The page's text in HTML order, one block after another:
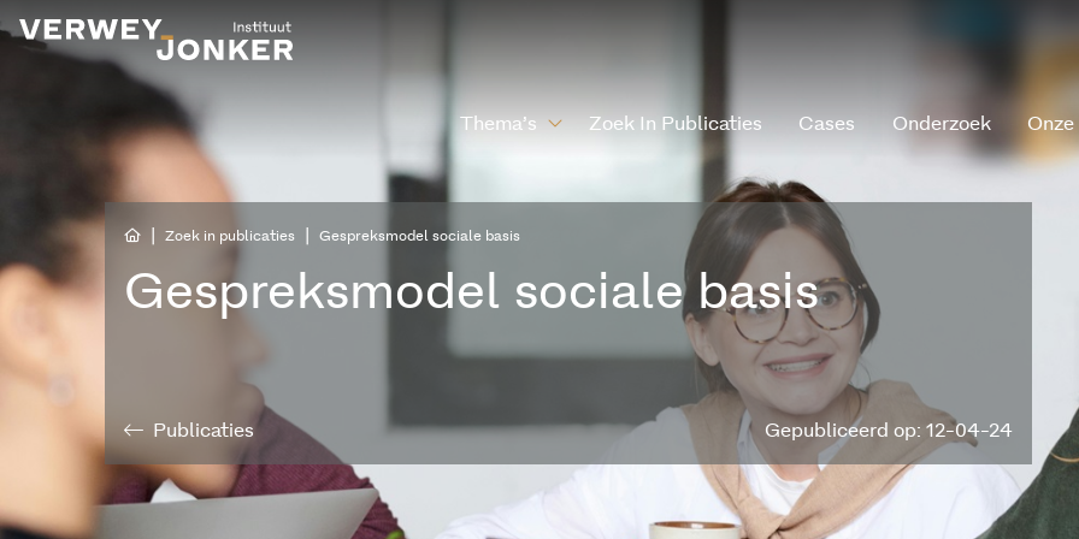
Thema’s Zoek In Publicaties Cases Onderzoek
Zoek in publicaties Gespreksmodel sociale basis
Gespreksmodel sociale basis
Publicaties Gepubliceerd op: 12-04-24